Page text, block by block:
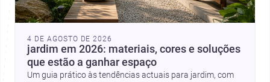
4 DE AGOSTO DE 2026
jardim em 2026: materiais, cores e soluções
que estão a ganhar espaço
Um guia prático às tendências actuais para jardim, com